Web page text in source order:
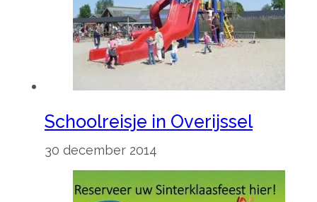
Schoolreisje in Overijssel
30 december 2014